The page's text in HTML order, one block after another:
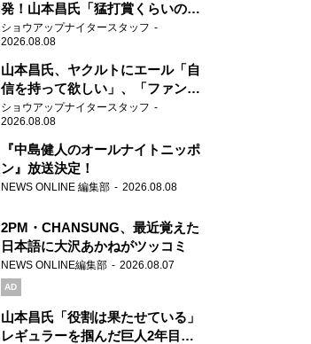
発！山本昌氏「猛打賞くらいの価
値」
ショウアップナイタースタッフ
2026.08.08
山本昌氏、ヤクルトにエール「自
信を持って欲しい」、「ファンの
方も毎日応援してくれています」
ショウアップナイタースタッフ
2026.08.08
『中島健人のオールナイトニッポ
ン』放送決定！
NEWS ONLINE 編集部 2026.08.08
2PM・CHANSUNG、最近覚えた
日本語に大沢あかねがツッコミ
NEWS ONLINE編集部 2026.08.07
山本昌氏「役割は果たせている」
レギュラーを掴んだ巨人2年目の